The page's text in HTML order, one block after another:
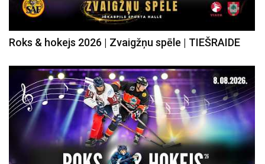
Roks & hokejs 2026 | Zvaigžņu spēle | TIEŠRAIDE